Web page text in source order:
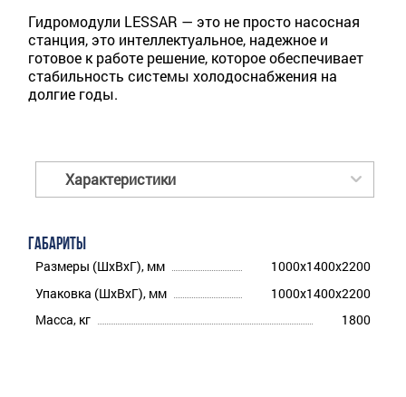
Гидромодули LESSAR — это не просто насосная
станция, это интеллектуальное, надежное и
готовое к работе решение, которое обеспечивает
стабильность системы холодоснабжения на
долгие годы.
Характеристики
ГАБАРИТЫ
Размеры (ШхВхГ), мм
1000x1400x2200
Упаковка (ШхВхГ), мм
1000x1400x2200
Масса, кг
1800